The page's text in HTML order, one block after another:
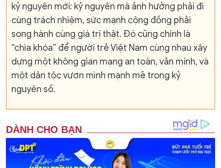
kỷ nguyên mới: kỷ nguyên mà ảnh hưởng phải đi
cùng trách nhiệm, sức mạnh cộng đồng phải
song hành cùng giá trị thật. Đó cũng chính là
“chìa khóa” để người trẻ Việt Nam cùng nhau xây
dựng một không gian mạng an toàn, văn minh, và
một dân tộc vươn mình mạnh mẽ trong kỷ
nguyên số.